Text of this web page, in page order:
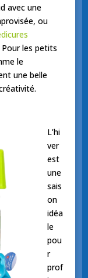
avec une
ou
les petits
le
une belle
L’hi
ver
est
une
sais
on
idéa
le
pou
r
prof